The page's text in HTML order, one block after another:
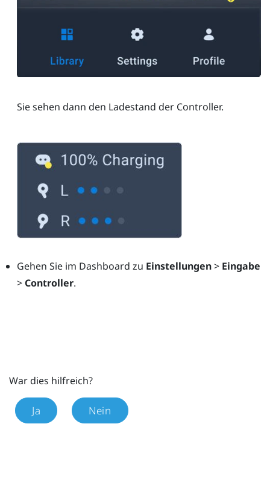
Sie sehen dann den Ladestand der Controller.
Gehen Sie im Dashboard zu Einstellungen> Eingabe
> Controller.
War dies hilfreich?
Ja Nein